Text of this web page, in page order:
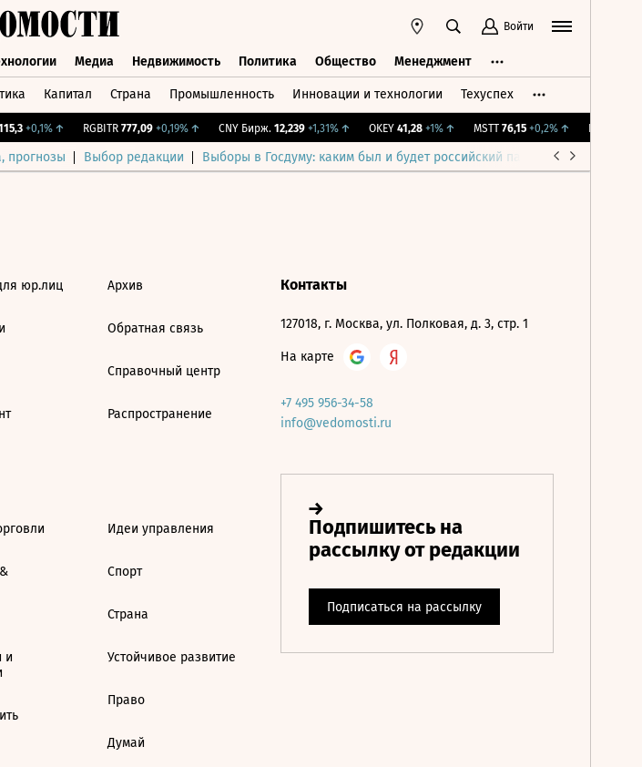
Войти
Медиа Недвижимость Политика Общество Менеджмент
Капитал Страна Промышленность Инновации и технологии Техуспех
+0,1%↑ RGBITR 777,09 +0,19%↑ CNY Бирж. 12,239 +1,31%↑ OKEY 41,28 +1%↑ MSTT 76,15 +0,2%↑
прогнозы Выбор редакции Выборы в Госдуму: каким был и будет российский парламент
юр.лиц Архив
Обратная связь
Справочный центр
Распространение
и
Идеи управления
Спорт
Страна
Устойчивое развитие
Право
Думай
Контакты
127018, г. Москва, ул. Полковая, д. 3, стр. 1
На карте
+7 495 956-34-58
info@vedomosti.ru